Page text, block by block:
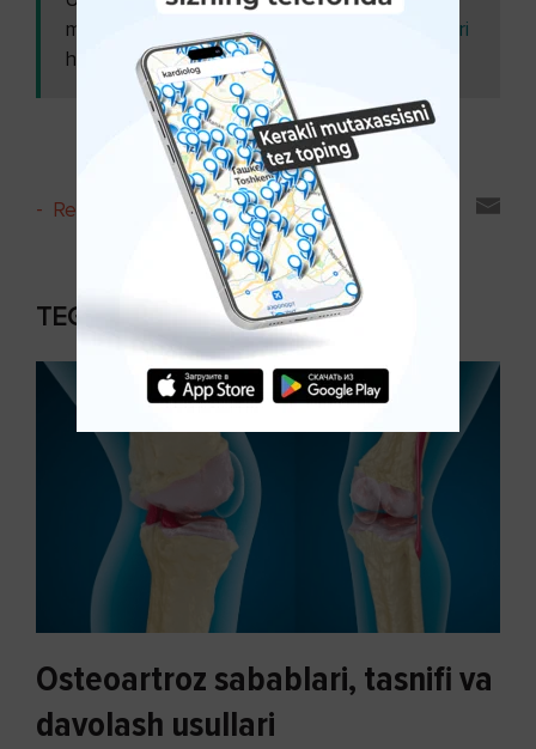
maqolani
ham o'qing:
alomatlar, kelib chiqish sabablari
va tashxislash ( 1-qism )
- Reyting va sharhlar
TEGISHLI MAQOLALAR
Osteoartroz sabablari, tasnifi va
davolash usullari